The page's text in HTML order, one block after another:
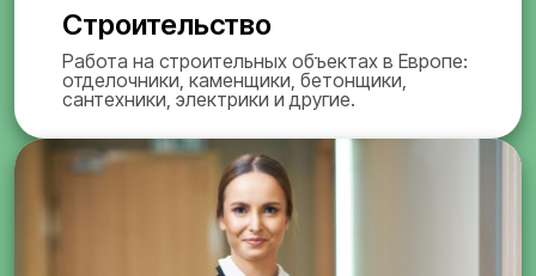
Строительство
Работа на строительных объектах в Европе:
отделочники, каменщики, бетонщики,
сантехники, электрики и другие.